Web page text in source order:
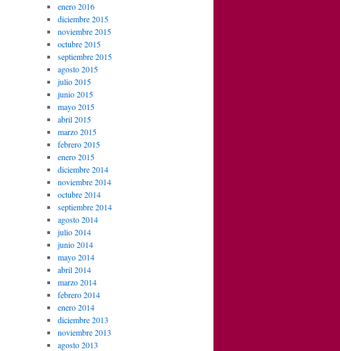
enero 2016
diciembre 2015
noviembre 2015
octubre 2015
septiembre 2015
agosto 2015
julio 2015
junio 2015
mayo 2015
abril 2015
marzo 2015
febrero 2015
enero 2015
diciembre 2014
noviembre 2014
octubre 2014
septiembre 2014
agosto 2014
julio 2014
junio 2014
mayo 2014
abril 2014
marzo 2014
febrero 2014
enero 2014
diciembre 2013
noviembre 2013
agosto 2013